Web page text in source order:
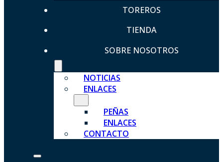
TOREROS
TIENDA
SOBRE NOSOTROS
NOTICIAS
ENLACES
PEÑAS
ENLACES
CONTACTO